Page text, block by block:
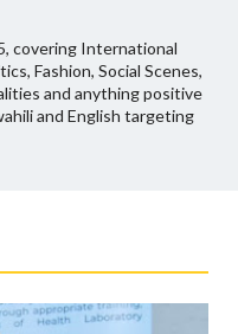
covering International
Fashion, Social Scenes,
and anything positive
and English targeting